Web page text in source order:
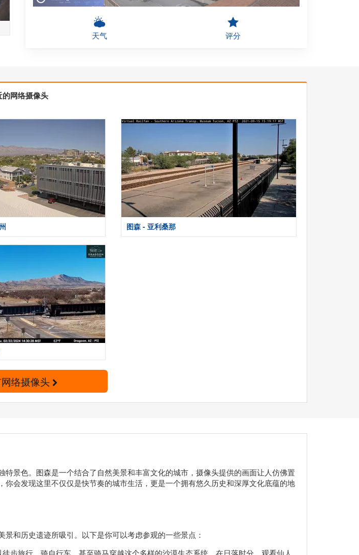
天气 评分
的网络摄像头
图森 - 亚利桑那
络摄像头
景色。图森是一个结合了自然美景和丰富文化的城市，摄像头提供的画面让人仿佛置
会发现这里不仅仅是快节奏的城市生活，更是一个拥有悠久历史和深厚文化底蕴的地
和历史遗迹所吸引。以下是你可以考虑参观的一些景点：
步旅行，骑自行车，甚至骑马穿越这个多样的沙漠生态系统。在日落时分，观看仙人